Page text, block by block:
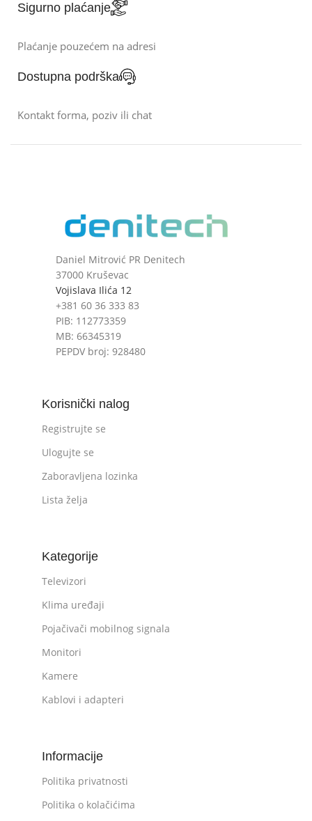
Sigurno plaćanje
Plaćanje pouzećem na adresi
Dostupna podrška
Kontakt forma, poziv ili chat
Daniel Mitrović PR Denitech
37000 Kruševac
Vojislava Ilića 12
+381 60 36 333 83
PIB: 112773359
MB: 66345319
PEPDV broj: 928480
Korisnički nalog
Registrujte se
Ulogujte se
Zaboravljena lozinka
Lista želja
Kategorije
Televizori
Klima uređaji
Pojačivači mobilnog signala
Monitori
Kamere
Kablovi i adapteri
Informacije
Politika privatnosti
Politika o kolačićima